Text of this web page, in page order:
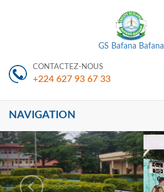
GS Bafana Bafana
CONTACTEZ-NOUS
+224 627 93 67 33
NAVIGATION